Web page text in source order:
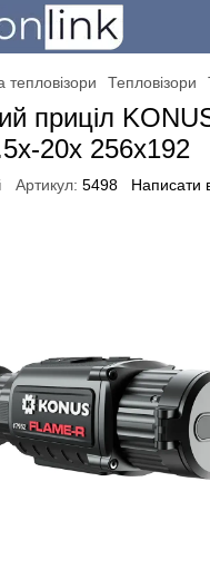
тепловізори Тепловізори
приціл
20x 256x192
Артикул: 5498 Написати